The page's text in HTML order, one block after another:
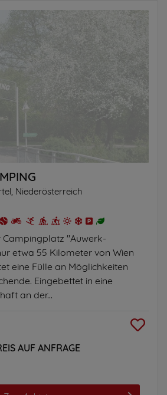
Niederösterreich
Campingplatz "Auwerk-
etwa 55 Kilometer von Wien
eine Fülle an Möglichkeiten
Eingebettet in eine
an der...
AUF ANFRAGE